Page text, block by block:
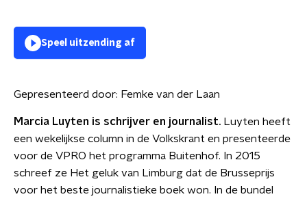
Speel uitzending af
Gepresenteerd door: Femke van der Laan
Marcia Luyten is schrijver en journalist. Luyten heeft
een wekelijkse column in de Volkskrant en presenteerde
voor de VPRO het programma Buitenhof. In 2015
schreef ze Het geluk van Limburg dat de Brusseprijs
voor het beste journalistieke boek won. In de bundel